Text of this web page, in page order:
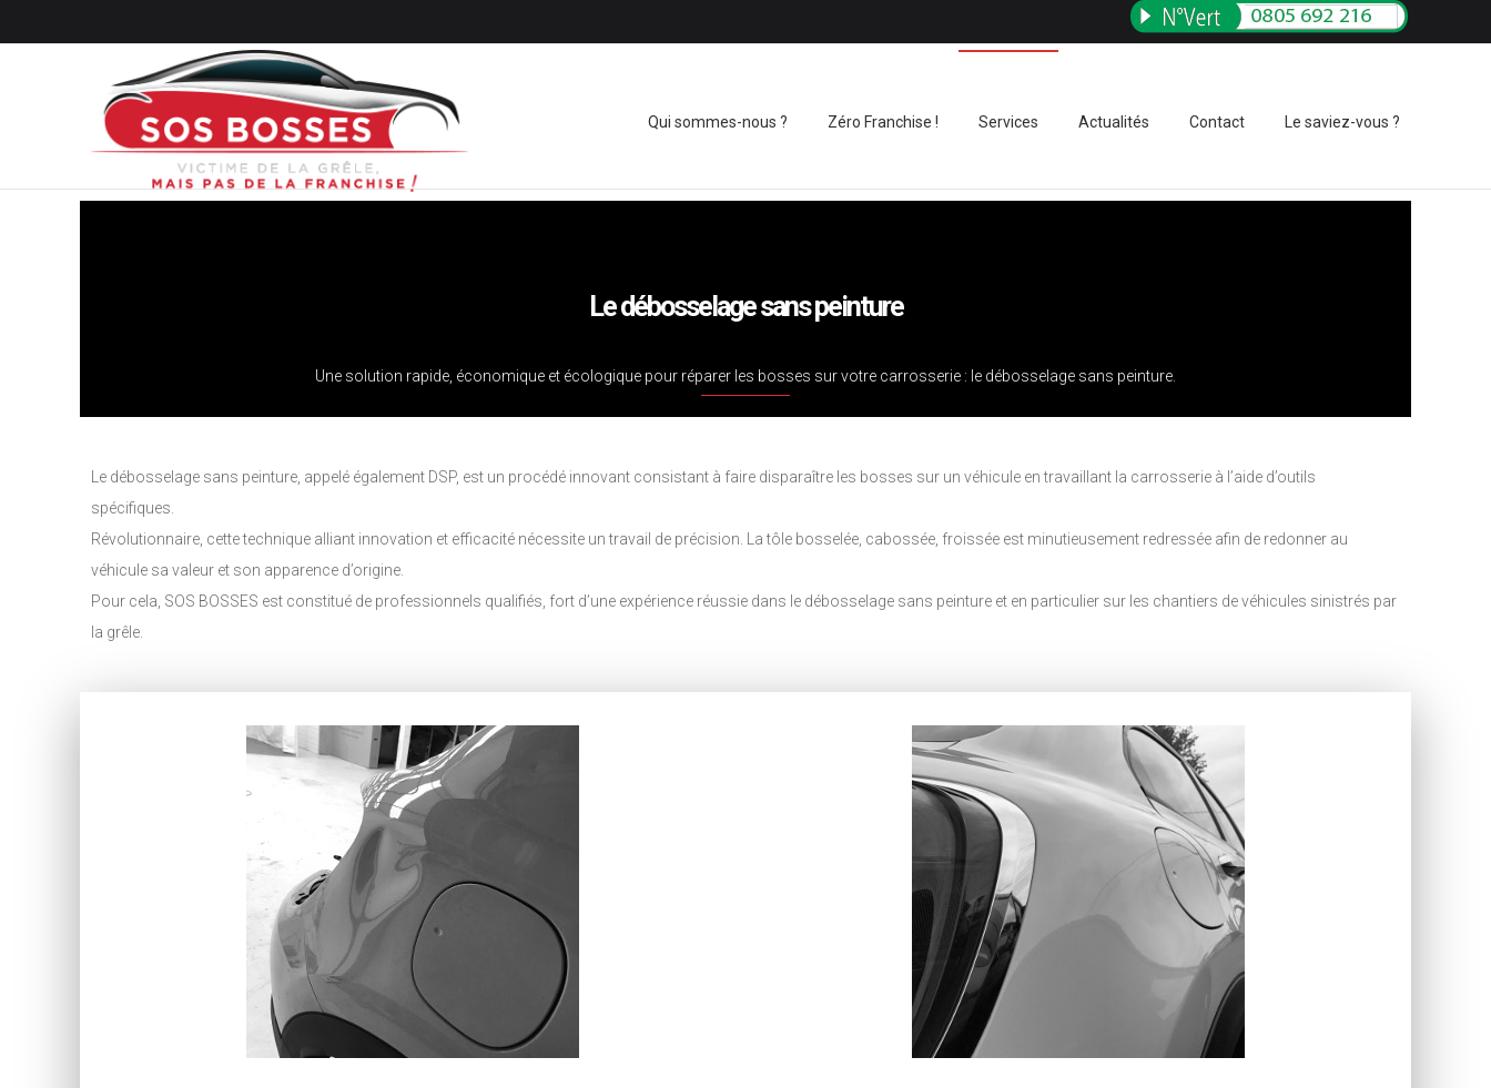
Qui sommes-nous ? Zéro Franchise ! Services Actualités Contact Le saviez-vous ?
Le débosselage sans peinture
Une solution rapide, économique et écologique pour réparer les bosses sur votre carrosserie : le débosselage sans peinture.
Le débosselage sans peinture, appelé également DSP, est un procédé innovant consistant à faire disparaître les bosses sur un véhicule en travaillant la carrosserie à l’aide d’outils
spécifiques.
Révolutionnaire, cette technique alliant innovation et efficacité nécessite un travail de précision. La tôle bosselée, cabossée, froissée est minutieusement redressée afin de redonner au
véhicule sa valeur et son apparence d’origine.
Pour cela, SOS BOSSES est constitué de professionnels qualifiés, fort d’une expérience réussie dans le débosselage sans peinture et en particulier sur les chantiers de véhicules sinistrés par
la grêle.